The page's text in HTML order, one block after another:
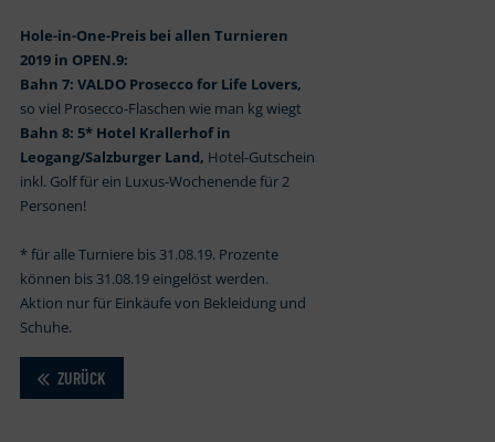
Hole-in-One-Preis bei allen Turnieren
2019 in OPEN.9:
Bahn 7: VALDO Prosecco for Life Lovers,
so viel Prosecco-Flaschen wie man kg wiegt
Bahn 8: 5* Hotel Krallerhof in
Leogang/Salzburger Land, Hotel-Gutschein
inkl. Golf für ein Luxus-Wochenende für 2
Personen!
* für alle Turniere bis 31.08.19. Prozente
können bis 31.08.19 eingelöst werden.
Aktion nur für Einkäufe von Bekleidung und
Schuhe.
ZURÜCK